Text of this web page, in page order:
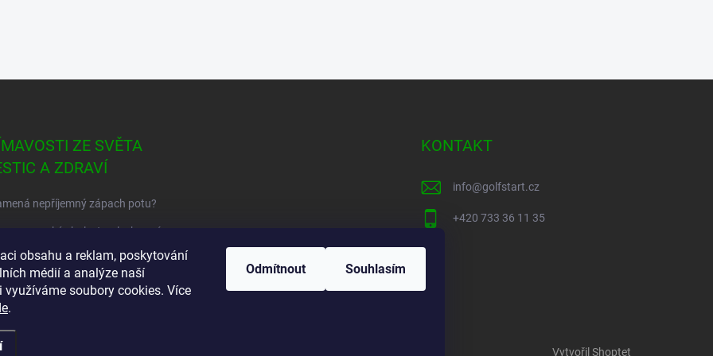
obsahu a reklam, poskytování
médií a analýze naší
využíváme soubory cookies. Více
.
Odmítnout Souhlasím
ZE SVĚTA
A ZDRAVÍ
nepříjemný zápach potu?
na vysoký cholesterol a krevní
fyzického investičního
neboli silver squeeze je tady ?
KONTAKT
info@golfstart.cz
+420 733 36 11 35
Vytvořil Shoptet